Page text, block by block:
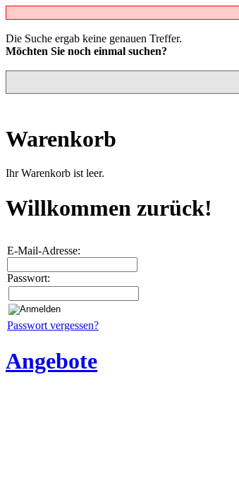
Die Suche ergab keine genauen Treffer.
Möchten Sie noch einmal suchen?
Warenkorb
Ihr Warenkorb ist leer.
Willkommen zurück!
E-Mail-Adresse:
Passwort:
Passwort vergessen?
Angebote